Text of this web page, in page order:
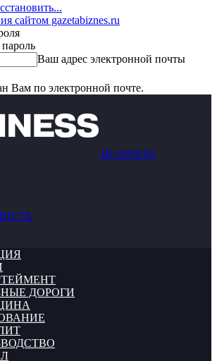
сайтом gazetabiznes.ru
Ваш адрес электронной почты
Вам по электронной почте.
BUSINESS
ДОРОГИ